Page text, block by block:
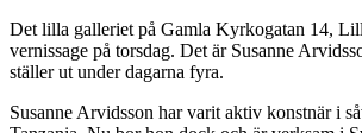
Det lilla galleriet på Gamla Kyrkogatan 14,
vernissage på torsdag. Det är Susanne
ställer ut under dagarna fyra.
Susanne Arvidsson har varit aktiv konstnär i